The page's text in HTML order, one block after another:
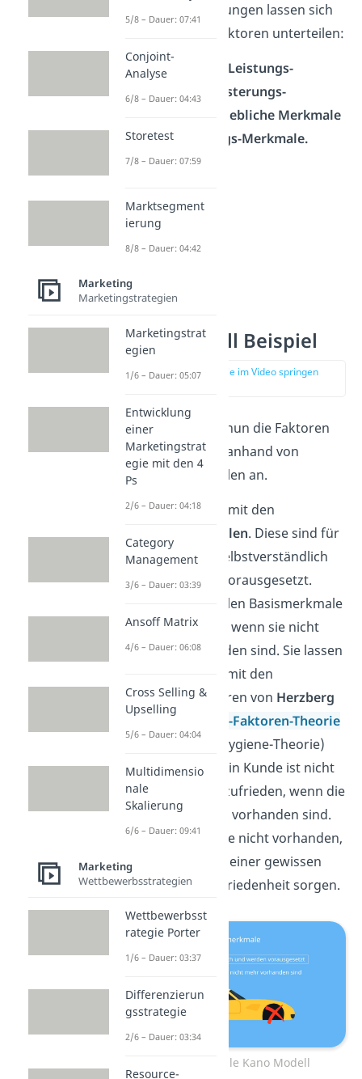
Kundenanforderungen lassen sich
in 5 Merkmale/Faktoren unterteilen:
Basis-Merkmale, Leistungs-
Merkmale, Begeisterungs-
Merkmale, Unerhebliche Merkmale
und Rückweisungs-Merkmale.
Kano Modell Beispiel
zur Stelle im Video springen
Schauen wir uns nun die Faktoren
im Kano Modells anhand von
einzelnen Beispielen an.
Beginnen wir mit den
Basismerkmalen. Diese sind für
die Kunden selbstverständlich
und werden vorausgesetzt.
Manchmal fallen Basismerkmale
auch erst auf, wenn sie nicht
mehr vorhanden sind. Sie lassen
sich sehr gut mit den
Hygienefaktoren von Herzberg
in seiner
Zwei-Faktoren-Theorie
(Motivation-Hygiene-Theorie)
vergleichen. Ein Kunde ist nicht
automatisch zufrieden, wenn die
Basisfaktoren vorhanden sind.
Aber wären sie nicht vorhanden,
würde das zu einer gewissen
Kundenunzufriedenheit sorgen.
Basismerkmale Kano Modell
5/8 – Dauer: 07:41
Conjoint-
Analyse
6/8 – Dauer: 04:43
Storetest
7/8 – Dauer: 07:59
Marktsegment
ierung
8/8 – Dauer: 04:42
Marketing
Marketingstrategien
Marketingstrat
egien
1/6 – Dauer: 05:07
Entwicklung
einer
Marketingstrat
egie mit den 4
Ps
2/6 – Dauer: 04:18
Category
Management
3/6 – Dauer: 03:39
Ansoff Matrix
4/6 – Dauer: 06:08
Cross Selling &
Upselling
5/6 – Dauer: 04:04
Multidimensio
nale
Skalierung
6/6 – Dauer: 09:41
Marketing
Wettbewerbsstrategien
Wettbewerbsst
rategie Porter
1/6 – Dauer: 03:37
Differenzierun
gsstrategie
2/6 – Dauer: 03:34
Resource-